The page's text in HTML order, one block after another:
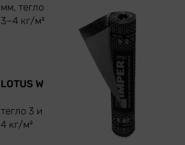
мм, тегло
3–4 кг/м²
LOTUS W
тегло 3 и
4 кг/м²